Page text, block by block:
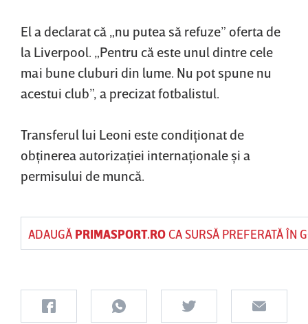
El a declarat că „nu putea să refuze” oferta de
la Liverpool. „Pentru că este unul dintre cele
mai bune cluburi din lume. Nu pot spune nu
acestui club”, a precizat fotbalistul.
Transferul lui Leoni este condiţionat de
obţinerea autorizaţiei internaţionale şi a
permisului de muncă.
ADAUGĂ PRIMASPORT.ROCA SURSĂ PREFERATĂ ÎN